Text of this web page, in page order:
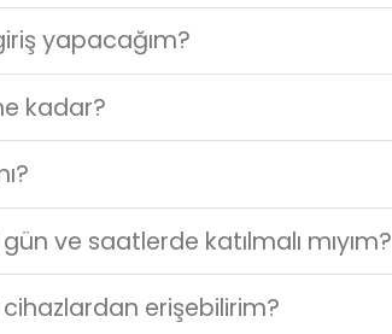
yapacağım?
kadar?
ve saatlerde katılmalı mıyım?
erişebilirim?